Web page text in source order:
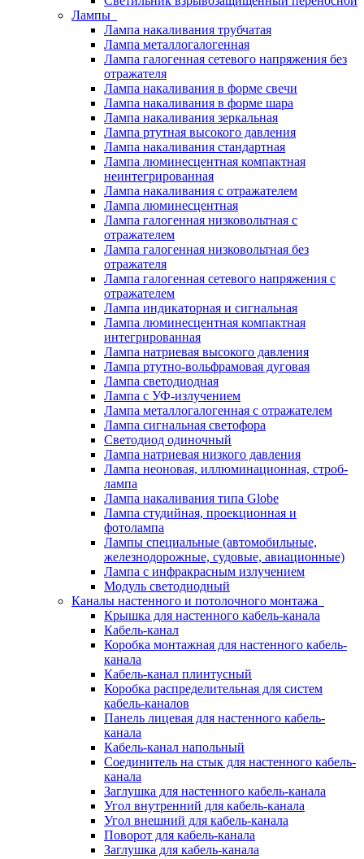
Лампы
Лампа накаливания трубчатая
Лампа металлогалогенная
Лампа галогенная сетевого напряжения без
отражателя
Лампа накаливания в форме свечи
Лампа накаливания в форме шара
Лампа накаливания зеркальная
Лампа ртутная высокого давления
Лампа накаливания стандартная
Лампа люминесцентная компактная
неинтегрированная
Лампа накаливания с отражателем
Лампа люминесцентная
Лампа галогенная низковольтная с
отражателем
Лампа галогенная низковольтная без
отражателя
Лампа галогенная сетевого напряжения с
отражателем
Лампа индикаторная и сигнальная
Лампа люминесцентная компактная
интегрированная
Лампа натриевая высокого давления
Лампа ртутно-вольфрамовая дуговая
Лампа светодиодная
Лампа с УФ-излучением
Лампа металлогалогенная с отражателем
Лампа сигнальная светофора
Светодиод одиночный
Лампа натриевая низкого давления
Лампа неоновая, иллюминационная, строб-
лампа
Лампа накаливания типа Globe
Лампа студийная, проекционная и
фотолампа
Лампы специальные (автомобильные,
железнодорожные, судовые, авиационные)
Лампа с инфракрасным излучением
Модуль светодиодный
Каналы настенного и потолочного монтажа
Крышка для настенного кабель-канала
Кабель-канал
Коробка монтажная для настенного кабель-
канала
Кабель-канал плинтусный
Коробка распределительная для систем
кабель-каналов
Панель лицевая для настенного кабель-
канала
Кабель-канал напольный
Соединитель на стык для настенного кабель-
канала
Заглушка для настенного кабель-канала
Угол внутренний для кабель-канала
Угол внешний для кабель-канала
Поворот для кабель-канала
Заглушка для кабель-канала